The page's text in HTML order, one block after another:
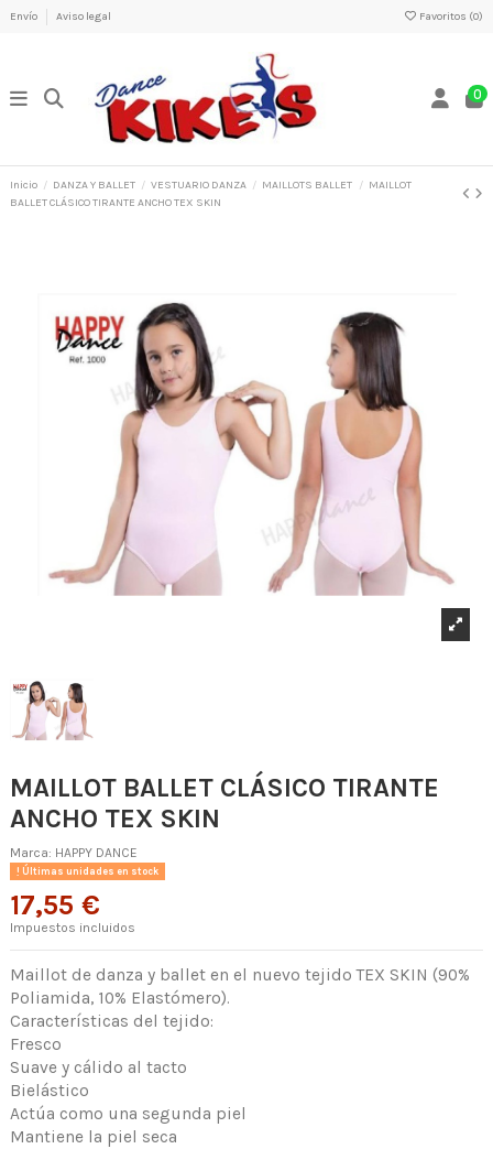
Envío Aviso legal Favoritos (0)
0
Inicio DANZA Y BALLET VESTUARIO DANZA MAILLOTS BALLET
MAILLOT
BALLET CLÁSICO TIRANTE ANCHO TEX SKIN
MAILLOT BALLET CLÁSICO TIRANTE
ANCHO TEX SKIN
Marca: HAPPY DANCE
Últimas unidades en stock
17,55 €
Impuestos incluidos
Maillot de danza y ballet en el nuevo tejido TEX SKIN (90%
Poliamida, 10% Elastómero).
Características del tejido:
Fresco
Suave y cálido al tacto
Bielástico
Actúa como una segunda piel
Mantiene la piel seca